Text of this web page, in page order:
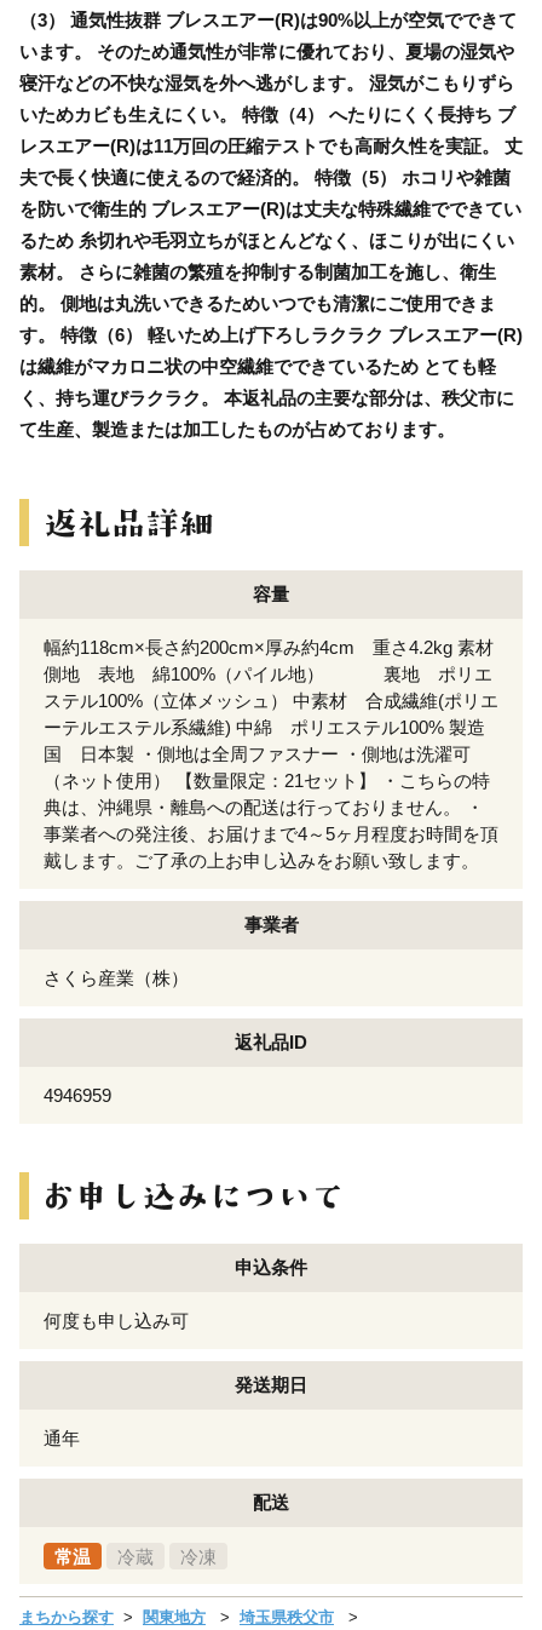
（3） 通気性抜群 ブレスエアー(R)は90%以上が空気でできて
います。 そのため通気性が非常に優れており、夏場の湿気や
寝汗などの不快な湿気を外へ逃がします。 湿気がこもりずら
いためカビも生えにくい。 特徴（4） へたりにくく長持ち ブ
レスエアー(R)は11万回の圧縮テストでも高耐久性を実証。 丈
夫で長く快適に使えるので経済的。 特徴（5） ホコリや雑菌
を防いで衛生的 ブレスエアー(R)は丈夫な特殊繊維でできてい
るため 糸切れや毛羽立ちがほとんどなく、ほこりが出にくい
素材。 さらに雑菌の繁殖を抑制する制菌加工を施し、衛生
的。 側地は丸洗いできるためいつでも清潔にご使用できま
す。 特徴（6） 軽いため上げ下ろしラクラク ブレスエアー(R)
は繊維がマカロニ状の中空繊維でできているため とても軽
く、持ち運びラクラク。 本返礼品の主要な部分は、秩父市に
て生産、製造または加工したものが占めております。
容量
幅約118cm×長さ約200cm×厚み約4cm 重さ4.2kg 素材
側地 表地 綿100%（パイル地） 裏地 ポリエ
ステル100%（立体メッシュ） 中素材 合成繊維(ポリエ
ーテルエステル系繊維) 中綿 ポリエステル100% 製造
国 日本製 ・側地は全周ファスナー ・側地は洗濯可
（ネット使用） 【数量限定：21セット】 ・こちらの特
典は、沖縄県・離島への配送は行っておりません。 ・
事業者への発注後、お届けまで4～5ヶ月程度お時間を頂
戴します。ご了承の上お申し込みをお願い致します。
事業者
さくら産業（株）
返礼品ID
4946959
申込条件
何度も申し込み可
発送期日
通年
配送
常温 冷蔵 冷凍
まちから探す 関東地方 埼玉県秩父市